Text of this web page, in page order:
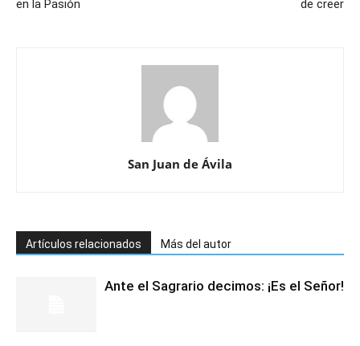
en la Pasión
de creer
San Juan de Ávila
Artículos relacionados Más del autor
Ante el Sagrario decimos: ¡Es el Señor!